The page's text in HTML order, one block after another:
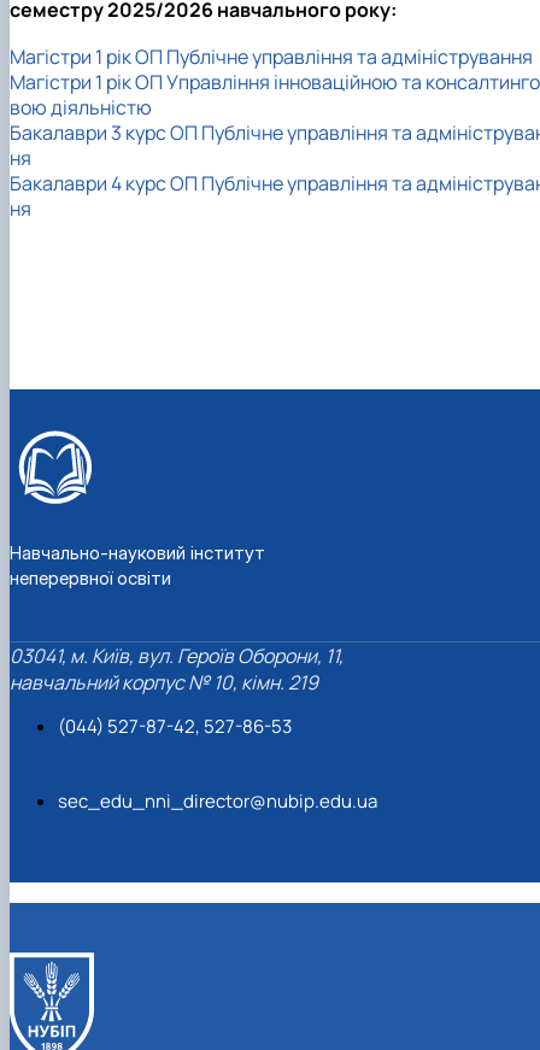
семестру 2025/2026 навчального року:
Магістри 1 рік ОП Публічне управління та адміністрування
Магістри 1 рік ОП Управління інноваційною та консалтинго
вою діяльністю
Бакалаври 3 курс ОП Публічне управління та
ня
Бакалаври 4 курс ОП Публічне управління та
ня
Навчально-науковий інститут
неперервної освіти
03041, м. Київ, вул. Героїв Оборони, 11,
навчальний корпус № 10, кімн. 219
(044) 527-87-42, 527-86-53
sec_edu_nni_director@nubip.edu.ua